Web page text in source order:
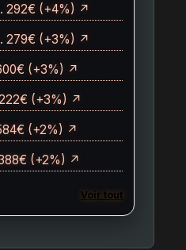
292€ (+4%) ↗
279€ (+3%) ↗
(+3%) ↗
(+3%) ↗
(+2%) ↗
(+2%) ↗
Voir tout